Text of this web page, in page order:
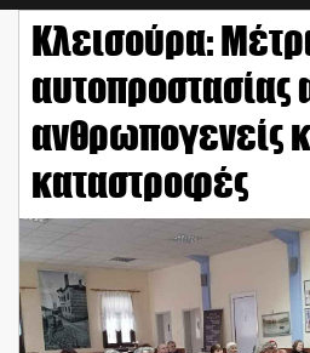
Κλεισούρα:
αυτοπροστασίας
ανθρωπογενείς
καταστροφές